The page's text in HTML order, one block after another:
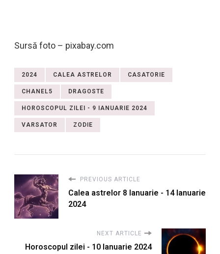
Sursă foto – pixabay.com
2024 CALEA ASTRELOR CASATORIE
CHANEL5 DRAGOSTE
HOROSCOPUL ZILEI - 9 IANUARIE 2024
VARSATOR ZODIE
PREVIOUS ARTICLE
Calea astrelor 8 Ianuarie - 14 Ianuarie
2024
NEXT ARTICLE
Horoscopul zilei - 10 Ianuarie 2024